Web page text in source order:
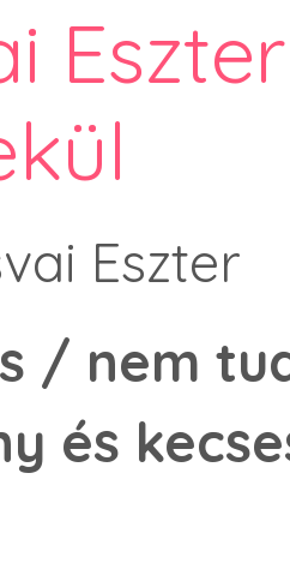
Eszter
/ nem
és